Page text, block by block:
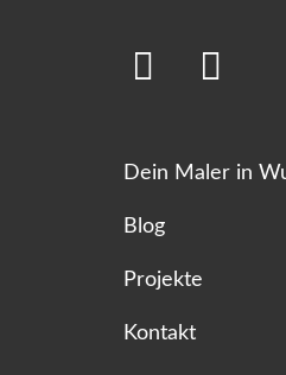
Dein Maler in
Blog
Projekte
Kontakt